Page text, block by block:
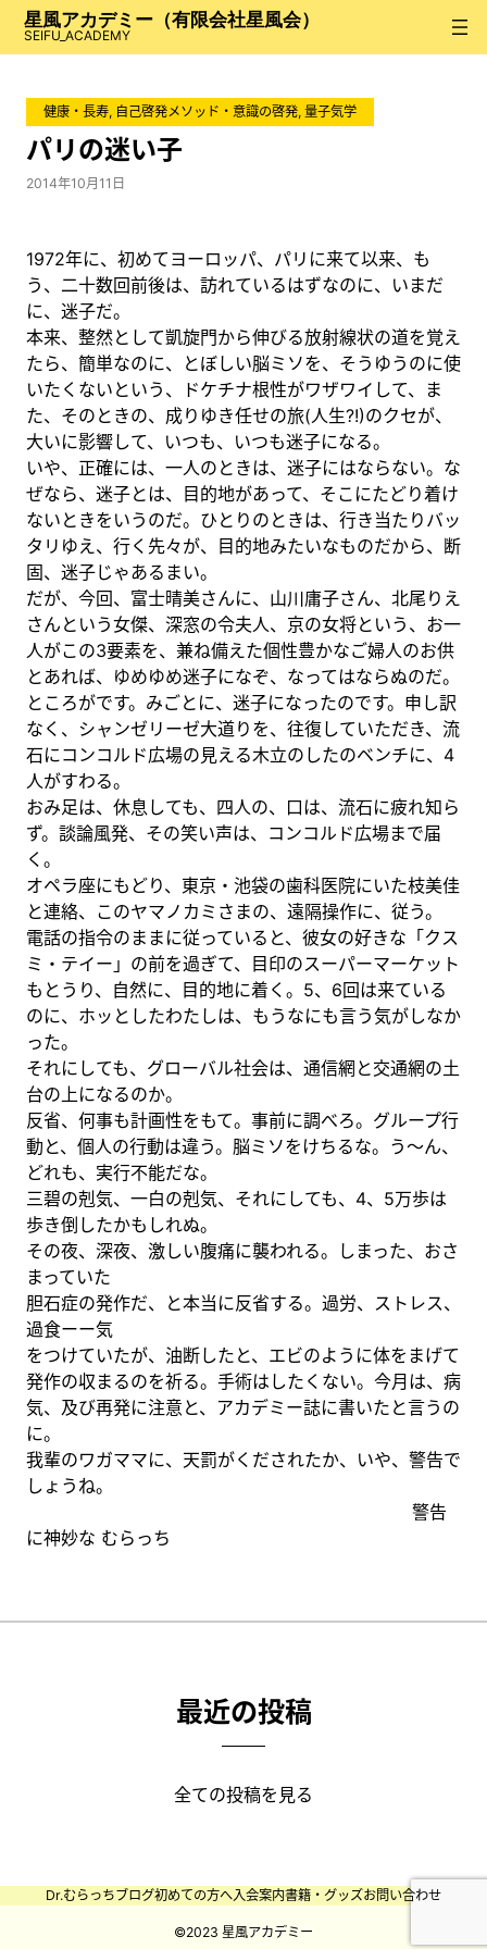
星風アカデミー（有限会社星風会）
SEIFU_ACADEMY
健康・長寿, 自己啓発メソッド・意識の啓発, 量子気学
パリの迷い子
2014年10月11日
1972年に、初めてヨーロッパ、パリに来て以来、も
う、二十数回前後は、訪れているはずなのに、いまだ
に、迷子だ。
本来、整然として凱旋門から伸びる放射線状の道を覚え
たら、簡単なのに、とぼしい脳ミソを、そうゆうのに使
いたくないという、ドケチナ根性がワザワイして、ま
た、そのときの、成りゆき任せの旅(人生?!)のクセが、
大いに影響して、いつも、いつも迷子になる。
いや、正確には、一人のときは、迷子にはならない。な
ぜなら、迷子とは、目的地があって、そこにたどり着け
ないときをいうのだ。ひとりのときは、行き当たりバッ
タリゆえ、行く先々が、目的地みたいなものだから、断
固、迷子じゃあるまい。
だが、今回、富士晴美さんに、山川庸子さん、北尾りえ
さんという女傑、深窓の令夫人、京の女将という、お一
人がこの3要素を、兼ね備えた個性豊かなご婦人のお供
とあれば、ゆめゆめ迷子になぞ、なってはならぬのだ。
ところがです。みごとに、迷子になったのです。申し訳
なく、シャンゼリーゼ大道りを、往復していただき、流
石にコンコルド広場の見える木立のしたのベンチに、4
人がすわる。
おみ足は、休息しても、四人の、口は、流石に疲れ知ら
ず。談論風発、その笑い声は、コンコルド広場まで届
く。
オペラ座にもどり、東京・池袋の歯科医院にいた枝美佳
と連絡、このヤマノカミさまの、遠隔操作に、従う。
電話の指令のままに従っていると、彼女の好きな「クス
ミ・テイー」の前を過ぎて、目印のスーパーマーケット
もとうり、自然に、目的地に着く。5、6回は来ている
のに、ホッとしたわたしは、もうなにも言う気がしなか
った。
それにしても、グローバル社会は、通信網と交通網の土
台の上になるのか。
反省、何事も計画性をもて。事前に調べろ。グループ行
動と、個人の行動は違う。脳ミソをけちるな。う～ん、
どれも、実行不能だな。
三碧の剋気、一白の剋気、それにしても、4、5万歩は
歩き倒したかもしれぬ。
その夜、深夜、激しい腹痛に襲われる。しまった、おさ
まっていた
胆石症の発作だ、と本当に反省する。過労、ストレス、
過食ーー気
をつけていたが、油断したと、エビのように体をまげて
発作の収まるのを祈る。手術はしたくない。今月は、病
気、及び再発に注意と、アカデミー誌に書いたと言うの
に。
我輩のワガママに、天罰がくだされたか、いや、警告で
しょうね。
警告
に神妙な むらっち
最近の投稿
全ての投稿を見る
Dr.むらっちブログ初めての方へ入会案内書籍・グッズお問い合わせ
©️2023 星風アカデミー